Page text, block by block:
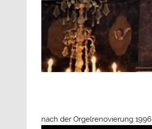
nach der Orgelrenovierung 1996